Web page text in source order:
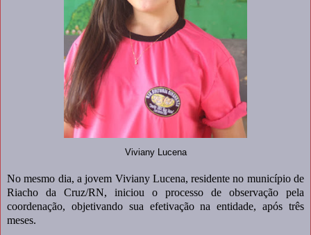
Viviany Lucena
No mesmo dia, a jovem Viviany Lucena, residente no município de
Riacho da Cruz/RN, iniciou o processo de observação pela
coordenação, objetivando sua efetivação na entidade, após três
meses.